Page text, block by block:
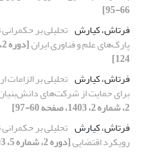
66-95]
فرتاش، کیارش تحلیلی بر
پارک‌های علم و فناوری ایران
124]
فرتاش، کیارش تحلیلی بر
برای حمایت‌ از شرکت‌های
2، شماره 2، 1403، صفحه 60-97]
فرتاش، کیارش تحلیلی بر حکمرانی
رویکرد اقتضایی[دوره 2، شماره 5، 1403، صفحه 32-64]